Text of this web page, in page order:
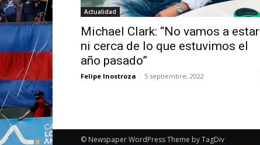
Actualidad
Michael Clark: “No vamos a estar
ni cerca de lo que estuvimos el
año pasado”
Felipe Inostroza - 5 septiembre, 2022
© Newspaper WordPress Theme by TagDiv